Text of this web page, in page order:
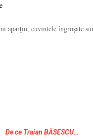
aparţin, cuvintele îngroşate
De ce Traian BĂSESCU…